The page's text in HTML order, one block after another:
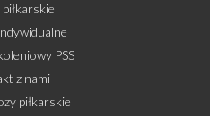
PSS
z nami
piłkarskie